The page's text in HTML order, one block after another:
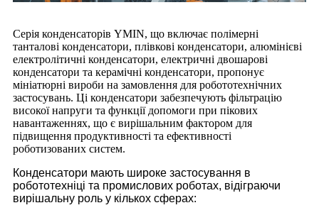
Серія конденсаторів YMIN, що включає полімерні
танталові конденсатори, плівкові конденсатори, алюмінієві
електролітичні конденсатори, електричні двошарові
конденсатори та керамічні конденсатори, пропонує
мініатюрні вироби на замовлення для робототехнічних
застосувань. Ці конденсатори забезпечують фільтрацію
високої напруги та функції допомоги при пікових
навантаженнях, що є вирішальним фактором для
підвищення продуктивності та ефективності
роботизованих систем.
Конденсатори мають широке застосування в
робототехніці та промислових роботах, відіграючи
вирішальну роль у кількох сферах: